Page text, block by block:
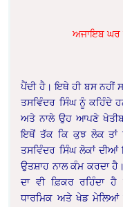
ਅਜਾਇਬ ਘਰ
ਪੈਂਦੀ ਹੈ। ਇਥੇ ਹੀ ਬਸ ਨਹੀਂ
ਤਸਵਿੰਦਰ ਸਿੰਘ ਨੂੰ ਕਹਿੰਦੇ
ਅਤੇ ਨਾਲੇ ਉਹ ਆਪਣੇ
ਇਥੋਂ ਤੱਕ ਕਿ ਕੁਝ ਲੋਕ ਤਾਂ
ਤਸਵਿੰਦਰ ਸਿੰਘ ਲੋਕਾਂ ਦੀਆਂ
ਉਤਸ਼ਾਹ ਨਾਲ ਕੰਮ ਕਰਦਾ
ਦਾ ਵੀ ਫ਼ਿਕਰ ਰਹਿੰਦਾ
ਧਾਰਮਿਕ ਅਤੇ ਖੇਡ ਮੇਲਿਆਂ